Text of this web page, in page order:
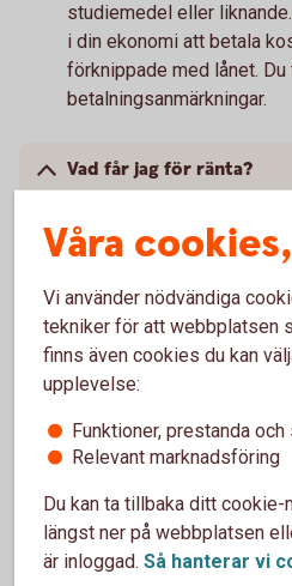
studiemedel eller
i din ekonomi att betala
förknippade med lånet. Du
betalningsanmärkningar.
Vad får jag för ränta?
Räntan är rörlig och mellan
ränteändring 2025-10-03)
samla lån?
Ja, du behöver vara kund för att
blir enkelt kund med ditt mobila
privatlån digitalt efteråt. Du är
Våra
Vi använder nödvändiga
tekniker för att webbplatsen
finns även cookies du kan
upplevelse:
Funktioner, prestanda
Relevant marknadsföring
Du kan ta tillbaka ditt cookie-
längst ner på webbplatsen
är inloggad. Så hanterar vi